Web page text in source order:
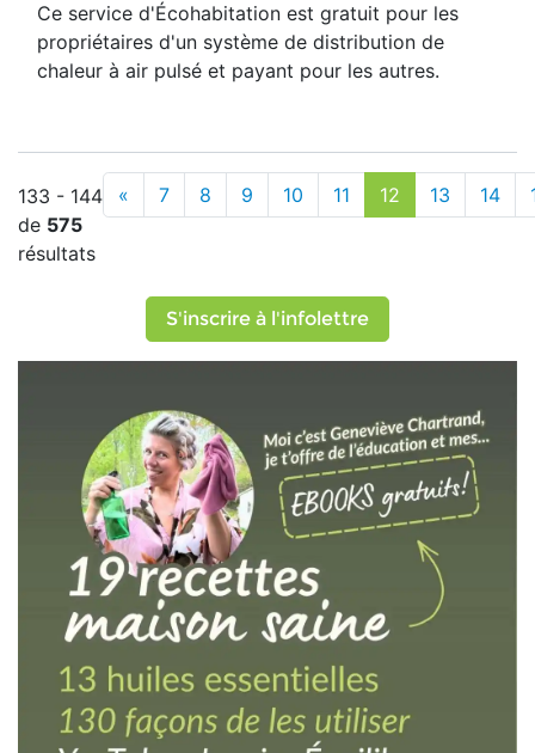
Ce service d'Écohabitation est gratuit pour les
propriétaires d'un système de distribution de
chaleur à air pulsé et payant pour les autres.
133 - 144
de 575
résultats
« 7 8 9 10 11 12 13 14
S'inscrire à l'infolettre